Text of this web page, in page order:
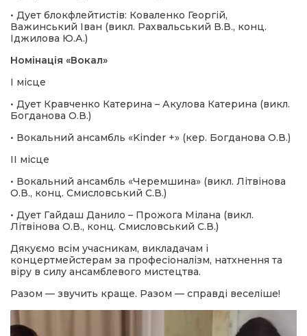
• Дует блокфлейтистів: Коваленко Георгій,
Важинський Іван (викл. Рахвальський В.В., конц.
Іджилова Ю.А.)
Номінація «Вокал»
І місце
• Дует Кравченко Катерина – Акулова Катерина (викл.
Богданова О.В.)
• Вокальний ансамбль «Kinder +» (кер. Богданова О.В.)
ІІ місце
• Вокальний ансамбль «Черемшина» (викл. Літвінова
О.В., конц. Смисловський С.В.)
• Дует Гайдаш Данило – Прожога Мілана (викл.
Літвінова О.В., конц. Смисловський С.В.)
Дякуємо всім учасникам, викладачам і
концертмейстерам за професіоналізм, натхнення та
віру в силу ансамблевого мистецтва.
Разом — звучить краще. Разом — справді веселіше!